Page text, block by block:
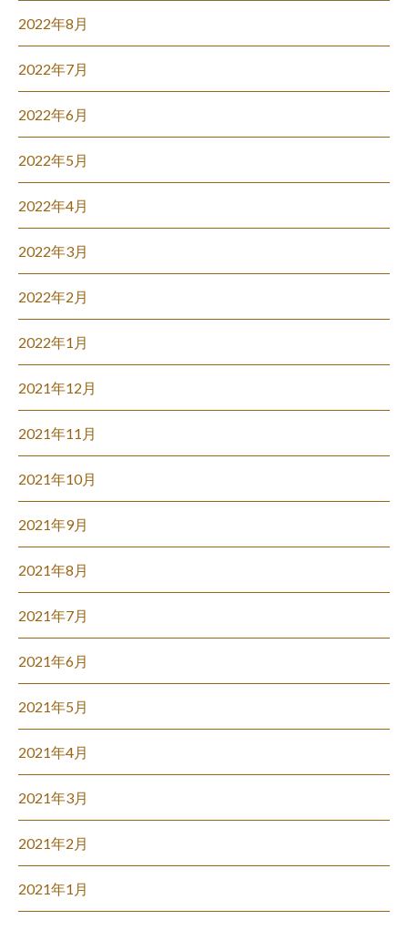
2022年8月
2022年7月
2022年6月
2022年5月
2022年4月
2022年3月
2022年2月
2022年1月
2021年12月
2021年11月
2021年10月
2021年9月
2021年8月
2021年7月
2021年6月
2021年5月
2021年4月
2021年3月
2021年2月
2021年1月